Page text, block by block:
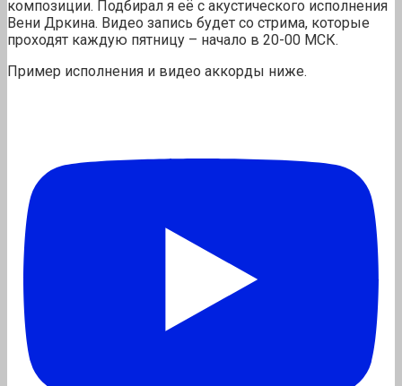
композиции. Подбирал я её с акустического исполнения
Вени Дркина. Видео запись будет со стрима, которые
проходят каждую пятницу – начало в 20-00 МСК.
Пример исполнения и видео аккорды ниже.